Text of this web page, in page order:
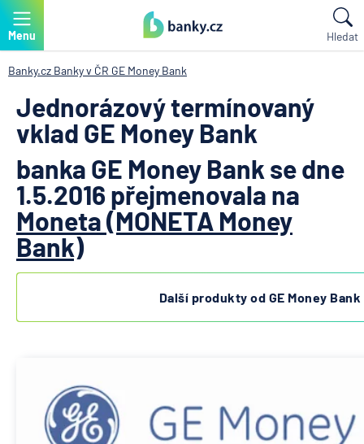
Menu Hledat
Banky.cz Banky v ČR GE Money Bank
Jednorázový termínovaný
vklad GE Money Bank
banka GE Money Bank se dne
1.5.2016 přejmenovala na
Moneta (MONETA Money
Bank)
Další produkty od GE Money Bank